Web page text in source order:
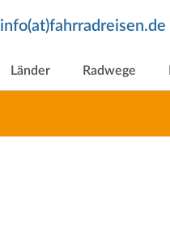
info(at)fahrradreisen.de
Länder Radwege